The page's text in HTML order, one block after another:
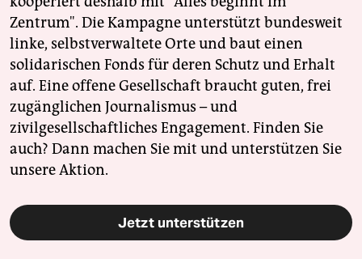
Zentrum". Die Kampagne unterstützt bundesweit
linke, selbstverwaltete Orte und baut einen
solidarischen Fonds für deren Schutz und Erhalt
auf. Eine offene Gesellschaft braucht guten, frei
zugänglichen Journalismus – und
zivilgesellschaftliches Engagement. Finden Sie
auch? Dann machen Sie mit und unterstützen Sie
unsere Aktion.
Jetzt unterstützen